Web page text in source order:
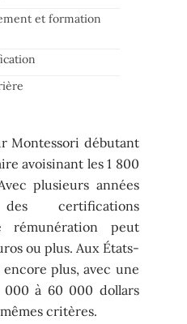
et formation
Montessori débutant
avoisinant les 1 800
plusieurs années
certifications
rémunération peut
ou plus. Aux États-
plus, avec une
à 60 000 dollars
critères.